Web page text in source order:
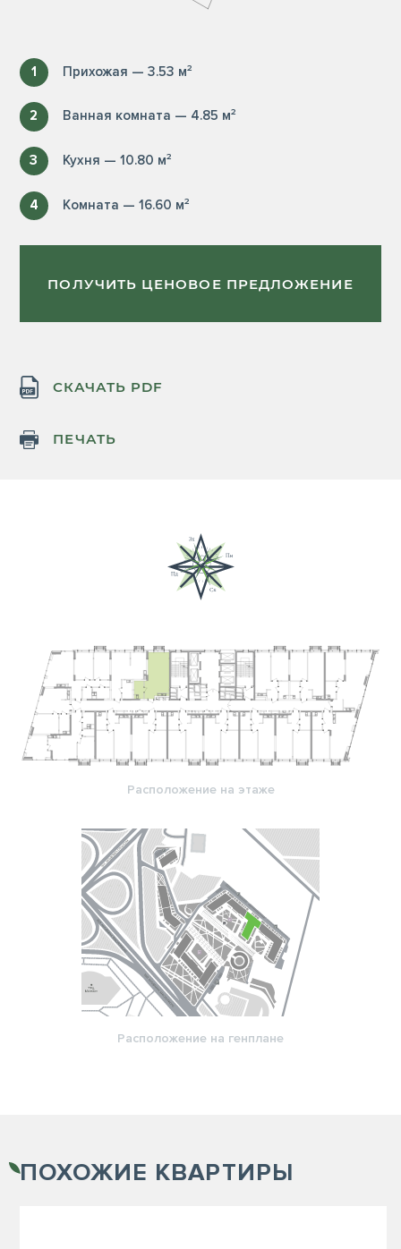
1 Прихожая — 3.53 м²
2 Ванная комната — 4.85 м²
3 Кухня — 10.80 м²
4 Комната — 16.60 м²
ПОЛУЧИТЬ ЦЕНОВОЕ ПРЕДЛОЖЕНИЕ
СКАЧАТЬ PDF
ПЕЧАТЬ
Расположение на этаже
Расположение на генплане
ПОХОЖИЕ КВАРТИРЫ